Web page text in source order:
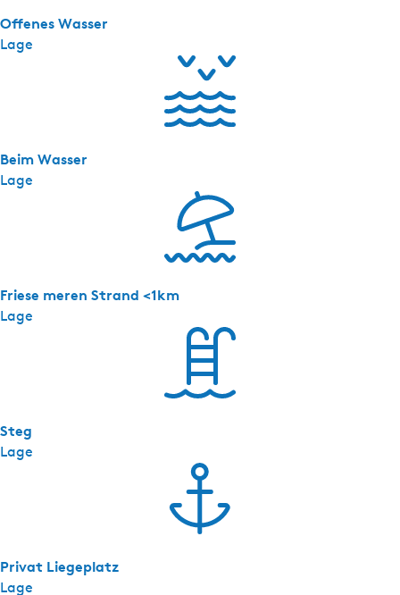
Lage
Offenes Wasser
Lage
Beim Wasser
Lage
Friese meren Strand <1km
Lage
Steg
Lage
Privat Liegeplatz
6